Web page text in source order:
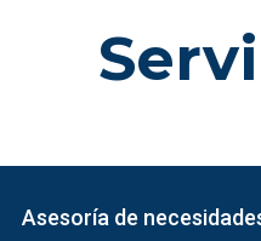
Asesoría de